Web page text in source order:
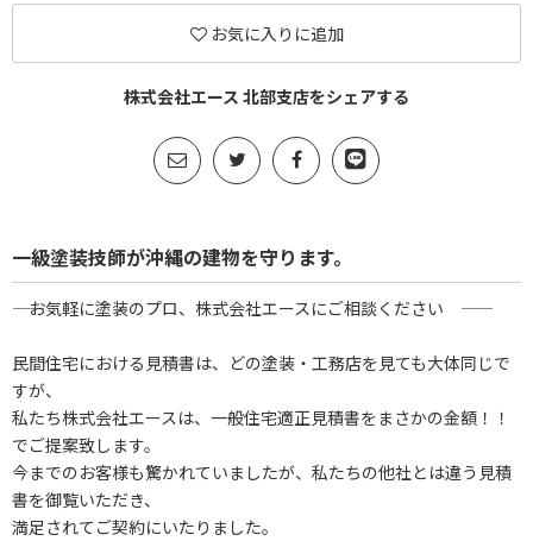
お気に入りに追加
株式会社エース 北部支店をシェアする
一級塗装技師が沖縄の建物を守ります。
―― お気軽に塗装のプロ、株式会社エースにご相談ください ――
民間住宅における見積書は、どの塗装・工務店を見ても大体同じで
すが、
私たち株式会社エースは、一般住宅適正見積書をまさかの金額！！
でご提案致します。
今までのお客様も驚かれていましたが、私たちの他社とは違う見積
書を御覧いただき、
満足されてご契約にいたりました。